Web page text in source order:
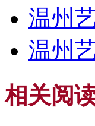
温州
温州
相关阅